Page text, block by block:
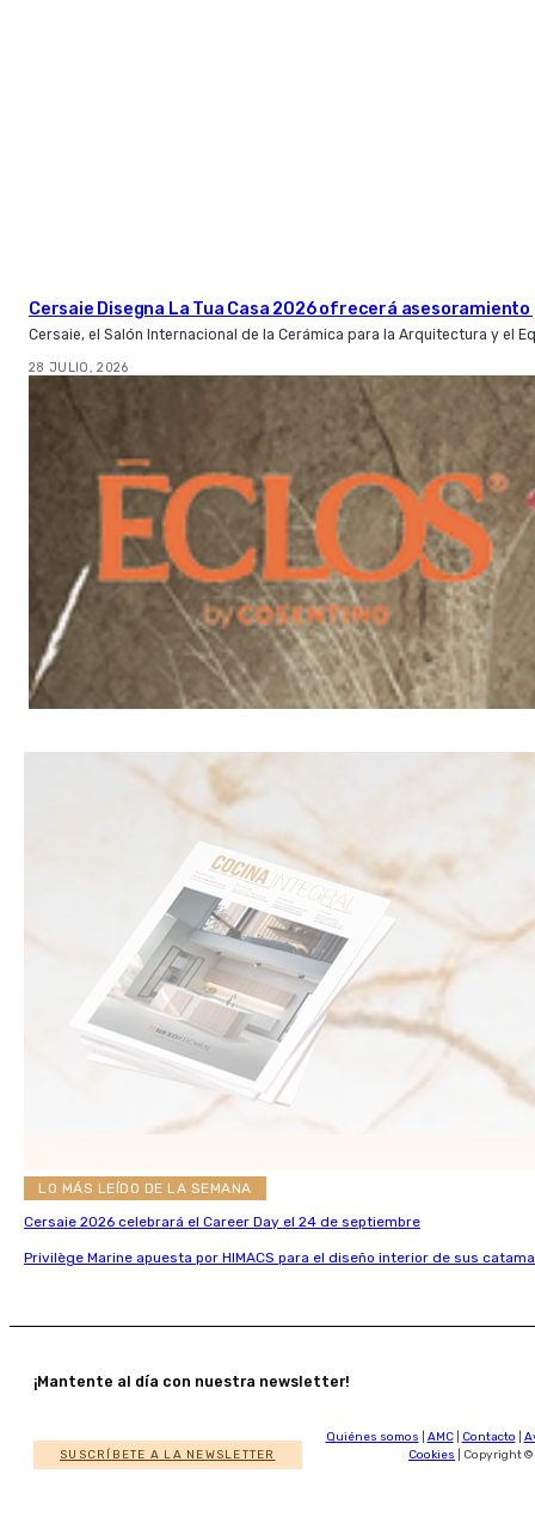
Cersaie Disegna La Tua Casa 2026 ofrecerá
Cersaie, el Salón Internacional de la Cerámica para la Arquitectura y el
28 JULIO, 2026
LO MÁS LEÍDO DE LA SEMANA
Cersaie 2026 celebrará el Career Day el 24 de septiembre
Privilège Marine apuesta por HIMACS para el diseño interior de sus
¡Mantente al día con nuestra newsletter!
SUSCRÍBETE A LA NEWSLETTER
Quiénes somos AMC| Contacto
Cookies | Copyright